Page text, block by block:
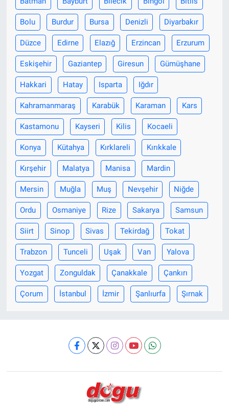
Bolu Burdur Bursa Denizli Diyarbakır
Düzce Edirne Elazığ Erzincan Erzurum
Eskişehir Gaziantep Giresun Gümüşhane
Hakkari Hatay Isparta Iğdır
Kahramanmaraş Karabük Karaman Kars
Kastamonu Kayseri Kilis Kocaeli
Konya Kütahya Kırklareli Kırıkkale
Kırşehir Malatya Manisa Mardin
Mersin Muğla Muş Nevşehir Niğde
Ordu Osmaniye Rize Sakarya Samsun
Siirt Sinop Sivas Tekirdağ Tokat
Trabzon Tunceli Uşak Van Yalova
Yozgat Zonguldak Çanakkale Çankırı
Çorum İstanbul İzmir Şanlıurfa Şırnak